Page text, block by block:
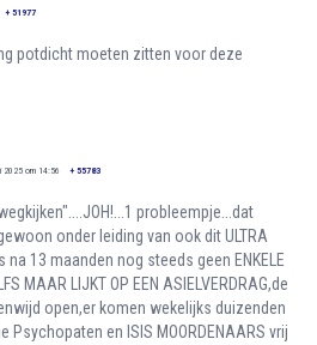
+ 51977
potdicht moeten zitten voor deze
2025 om 14:56 + 55783
probleempje...dat
onder leiding van ook dit ULTRA
na 13 maanden nog steeds geen ENKELE
MAAR LIJKT OP EEN ASIELVERDRAG,de
open,er komen wekelijks duizenden
en ISIS MOORDENAARS vrij